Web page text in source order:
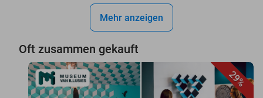
Mehr anzeigen
Oft zusammen gekauft
29%